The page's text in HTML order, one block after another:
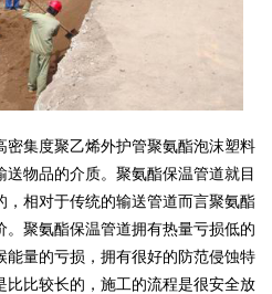
集度聚乙烯外护管聚氨酯泡沫塑料
物品的介质。聚氨酯保温管道就目
，相对于传统的输送管道而言聚氨酯
聚氨酯保温管道拥有热量亏损低的
能量的亏损，拥有很好的防范侵蚀特
比比较长的，施工的流程是很安全放